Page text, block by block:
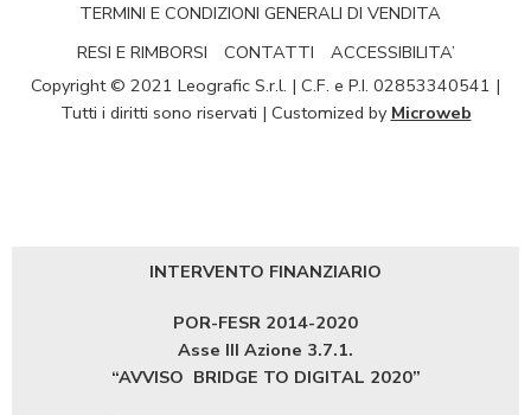
TERMINI E CONDIZIONI GENERALI DI VENDITA
RESI E RIMBORSI
CONTATTI
ACCESSIBILITA’
Copyright © 2021 Leografic S.r.l. | C.F. e P.I. 02853340541 |
Tutti i diritti sono riservati | Customized by Microweb
INTERVENTO FINANZIARIO
POR-FESR 2014-2020
Asse III Azione 3.7.1.
“AVVISO BRIDGE TO DIGITAL 2020”